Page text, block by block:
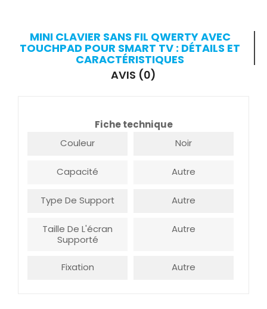
MINI CLAVIER SANS FIL QWERTY AVEC
TOUCHPAD POUR SMART TV : DÉTAILS ET
CARACTÉRISTIQUES
AVIS (0)
Fiche technique
Couleur
Noir
Capacité Autre
Type De Support Autre
Taille De L'écran
Supporté
Autre
Fixation Autre